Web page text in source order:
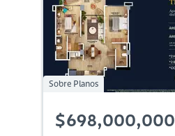
Sobre Planos
$698,000,000